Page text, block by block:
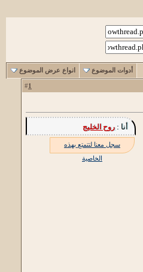
أدوات الموضوع انواع عرض الموضوع
1
أنا :روح الخليج
سجل معنا لتتمتع بهذه
الخاصية